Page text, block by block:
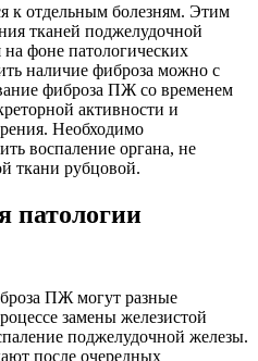
к отдельным болезням. Этим
тканей поджелудочной
фоне патологических
наличие фиброза можно с
фиброза ПЖ со временем
активности и
Необходимо
воспаление органа, не
ткани рубцовой.
патологии
ПЖ могут разные
замены железистой
поджелудочной железы.
после очередных